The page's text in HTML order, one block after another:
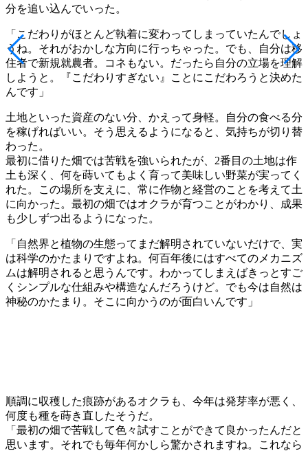
分を追い込んでいった。
「こだわりがほとんど執着に変わってしまっていたんでしょ
うね。それがおかしな方向に行っちゃった。でも、自分は移
住者で新規就農者。コネもない。だったら自分の立場を理解
しようと。『こだわりすぎない』ことにこだわろうと決めた
んです」
土地といった資産のない分、かえって身軽。自分の食べる分
を稼げればいい。そう思えるようになると、気持ちが切り替
わった。
最初に借りた畑では苦戦を強いられたが、2番目の土地は作
土も深く、何を蒔いてもよく育って美味しい野菜が実ってく
れた。この場所を支えに、常に作物と経営のことを考えて土
に向かった。最初の畑ではオクラが育つことがわかり、成果
も少しずつ出るようになった。
「自然界と植物の生態ってまだ解明されていないだけで、実
は科学のかたまりですよね。何百年後にはすべてのメカニズ
ムは解明されると思うんです。わかってしまえばきっとすご
くシンプルな仕組みや構造なんだろうけど。でも今は自然は
神秘のかたまり。そこに向かうのが面白いんです」
順調に収穫した痕跡があるオクラも、今年は発芽率が悪く、
何度も種を蒔き直したそうだ。
「最初の畑で苦戦して色々試すことができて良かったんだと
思います。それでも毎年何かしら驚かされますね。これなら